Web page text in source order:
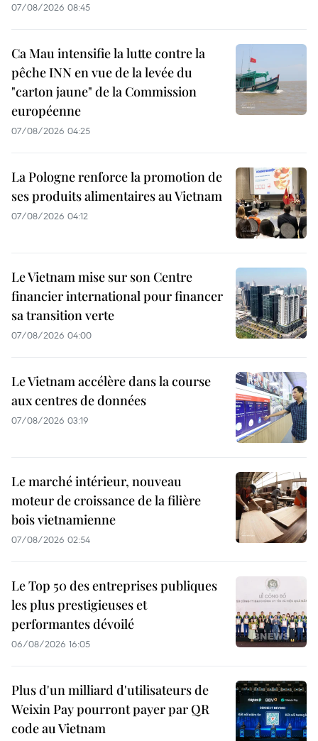
07/08/2026 08:45
Ca Mau intensifie la lutte contre la
pêche INN en vue de la levée du
"carton jaune" de la Commission
européenne
07/08/2026 04:25
La Pologne renforce la promotion de
ses produits alimentaires au Vietnam
07/08/2026 04:12
Le Vietnam mise sur son Centre
financier international pour financer
sa transition verte
07/08/2026 04:00
Le Vietnam accélère dans la course
aux centres de données
07/08/2026 03:19
Le marché intérieur, nouveau
moteur de croissance de la filière
bois vietnamienne
07/08/2026 02:54
Le Top 50 des entreprises publiques
les plus prestigieuses et
performantes dévoilé
06/08/2026 16:05
Plus d'un milliard d'utilisateurs de
Weixin Pay pourront payer par QR
code au Vietnam